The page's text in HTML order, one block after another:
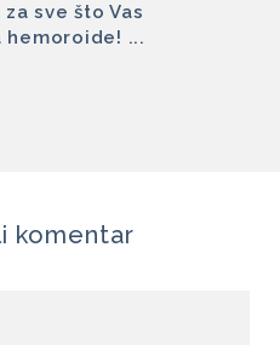
sve što Vas
hemoroide! ...
komentar